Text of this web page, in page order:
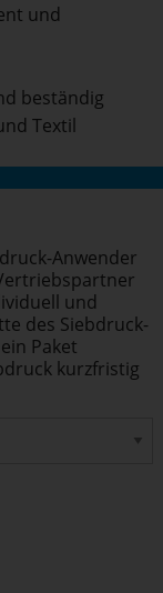
und
beständig
Textil
Anwender
und
des Siebdruck­
Paket
kurzfristig